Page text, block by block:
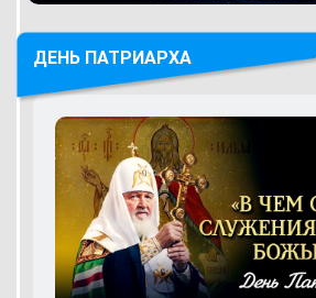
ДЕНЬ ПАТРИАРХА